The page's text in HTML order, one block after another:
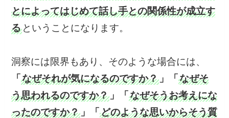
とによってはじめて話し手との関係性が成立す
る ということになります。
洞察には限界もあり、そのような場合には、
「なぜそれが気になるのですか？ 」「なぜそ
う思われるのですか？ 」「なぜそうお考えにな
ったのですか？ 」「どのような思いからそう質